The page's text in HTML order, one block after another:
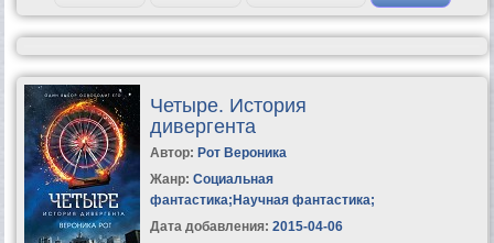
Четыре. История
дивергента
Автор: Рот Вероника
Жанр: Социальная
фантастика; Научная фантастика;
Дата добавления: 2015-04-06